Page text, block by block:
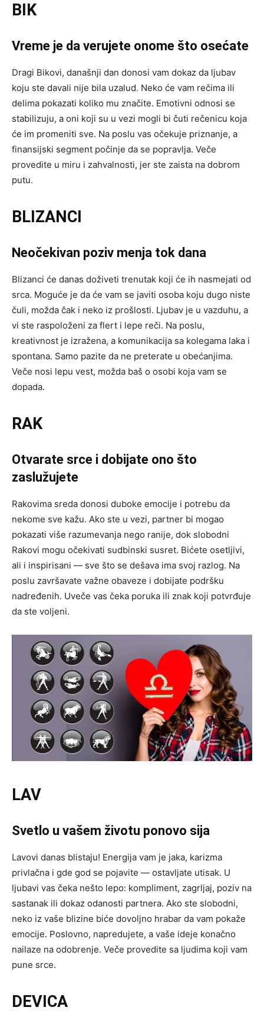
BIK
Vreme je da verujete onome što osećate
Dragi Bikovi, današnji dan donosi vam dokaz da ljubav
koju ste davali nije bila uzalud. Neko će vam rečima ili
delima pokazati koliko mu značite. Emotivni odnosi se
stabilizuju, a oni koji su u vezi mogli bi čuti rečenicu koja
će im promeniti sve. Na poslu vas očekuje priznanje, a
finansijski segment počinje da se popravlja. Veče
provedite u miru i zahvalnosti, jer ste zaista na dobrom
putu.
BLIZANCI
Neočekivan poziv menja tok dana
Blizanci će danas doživeti trenutak koji će ih nasmejati od
srca. Moguće je da će vam se javiti osoba koju dugo niste
čuli, možda čak i neko iz prošlosti. Ljubav je u vazduhu, a
vi ste raspoloženi za flert i lepe reči. Na poslu,
kreativnost je izražena, a komunikacija sa kolegama laka i
spontana. Samo pazite da ne preterate u obećanjima.
Veče nosi lepu vest, možda baš o osobi koja vam se
dopada.
RAK
Otvarate srce i dobijate ono što
zaslužujete
Rakovima sreda donosi duboke emocije i potrebu da
nekome sve kažu. Ako ste u vezi, partner bi mogao
pokazati više razumevanja nego ranije, dok slobodni
Rakovi mogu očekivati sudbinski susret. Bićete osetljivi,
ali i inspirisani — sve što se dešava ima svoj razlog. Na
poslu završavate važne obaveze i dobijate podršku
nadređenih. Uveče vas čeka poruka ili znak koji potvrđuje
da ste voljeni.
LAV
Svetlo u vašem životu ponovo sija
Lavovi danas blistaju! Energija vam je jaka, karizma
privlačna i gde god se pojavite — ostavljate utisak. U
ljubavi vas čeka nešto lepo: kompliment, zagrljaj, poziv na
sastanak ili dokaz odanosti partnera. Ako ste slobodni,
neko iz vaše blizine biće dovoljno hrabar da vam pokaže
emocije. Poslovno, napredujete, a vaše ideje konačno
nailaze na odobrenje. Veče provedite sa ljudima koji vam
pune srce.
DEVICA